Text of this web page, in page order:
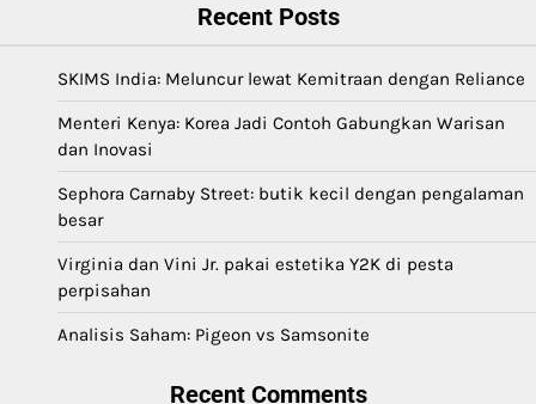
Recent Posts
SKIMS India: Meluncur lewat Kemitraan dengan Reliance
Menteri Kenya: Korea Jadi Contoh Gabungkan Warisan
dan Inovasi
Sephora Carnaby Street: butik kecil dengan pengalaman
besar
Virginia dan Vini Jr. pakai estetika Y2K di pesta
perpisahan
Analisis Saham: Pigeon vs Samsonite
Recent Comments